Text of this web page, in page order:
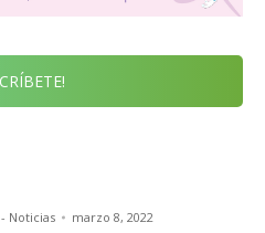
Noticias marzo 8, 2022